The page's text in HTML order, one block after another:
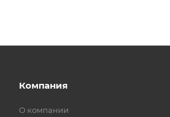
Компания
О компании